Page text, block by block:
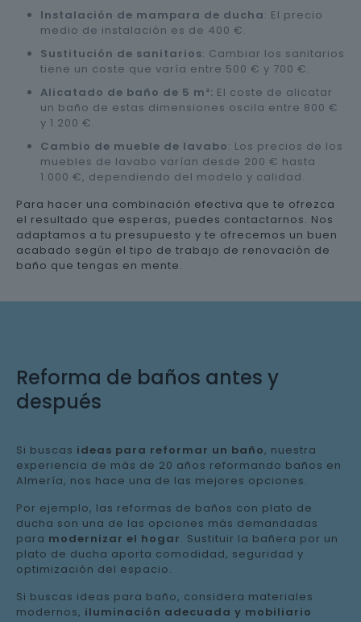
Instalación de mampara de ducha: El precio
medio de instalación es de 400 €.
Sustitución de sanitarios: Cambiar los sanitarios
tiene un coste que varía entre 500 € y 700 €.
Alicatado de baño de 5 m²: El coste de alicatar
un baño de estas dimensiones oscila entre 800 €
y 1.200 €.
Cambio de mueble de lavabo: Los precios de los
muebles de lavabo varían desde 200 € hasta
1.000 €, dependiendo del modelo y calidad.
Para hacer una combinación efectiva que te ofrezca
el resultado que esperas, puedes contactarnos. Nos
adaptamos a tu presupuesto y te ofrecemos un buen
acabado según el tipo de trabajo de renovación de
baño que tengas en mente.
Reforma de baños antes y
después
Si buscas ideas para reformar un baño, nuestra
experiencia de más de 20 años reformando baños en
Almería, nos hace una de las mejores opciones.
Por ejemplo, las reformas de baños con plato de
ducha son una de las opciones más demandadas
para modernizar el hogar. Sustituir la bañera por un
plato de ducha aporta comodidad, seguridad y
optimización del espacio.
Si buscas ideas para baño, considera materiales
modernos, iluminación adecuada y mobiliario